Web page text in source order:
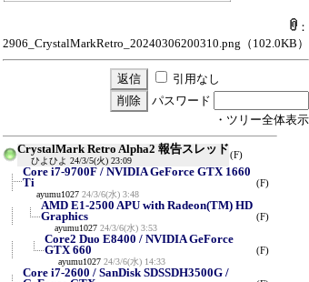
：
2906_CrystalMarkRetro_20240306200310.png （102.0KB）
引用なし
パスワード
・ツリー全体表示
CrystalMark Retro Alpha2 報告スレッド
ひよひよ 24/3/5(火) 23:09
(F)
Core i7-9700F / NVIDIA GeForce GTX 1660
Ti
ayumu1027 24/3/6(水) 3:48
(F)
AMD E1-2500 APU with Radeon(TM) HD
Graphics
ayumu1027 24/3/6(水) 3:53
(F)
Core2 Duo E8400 / NVIDIA GeForce
GTX 660
ayumu1027 24/3/6(水) 14:33
(F)
Core i7-2600 / SanDisk SDSSDH3500G /